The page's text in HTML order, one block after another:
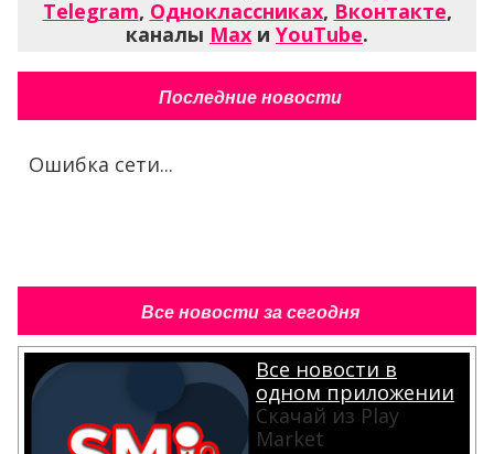
Telegram, Одноклассниках, Вконтакте,
каналы Max и YouTube.
Последние новости
Ошибка сети...
Все новости за сегодня
Все новости в
одном приложении
Скачай из Play
Market